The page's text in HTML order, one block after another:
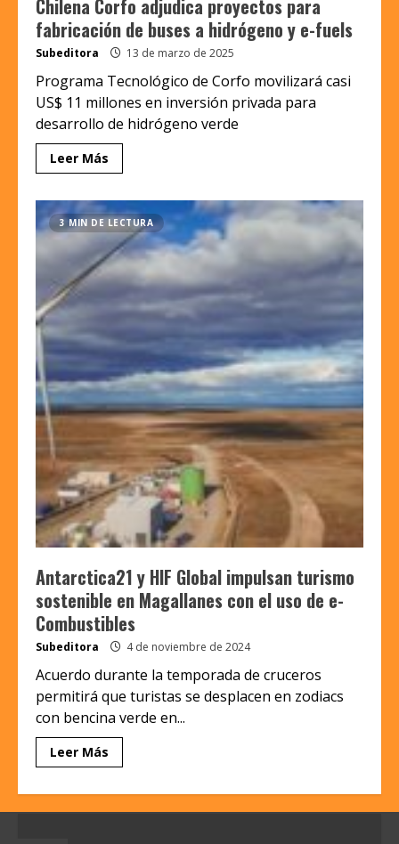
Chilena Corfo adjudica proyectos para
fabricación de buses a hidrógeno y e-fuels
Subeditora 13 de marzo de 2025
Programa Tecnológico de Corfo movilizará casi
US$ 11 millones en inversión privada para
desarrollo de hidrógeno verde
Leer Más
3 MIN DE LECTURA
Antarctica21 y HIF Global impulsan turismo
sostenible en Magallanes con el uso de e-
Combustibles
Subeditora 4 de noviembre de 2024
Acuerdo durante la temporada de cruceros
permitirá que turistas se desplacen en zodiacs
con bencina verde en...
Leer Más